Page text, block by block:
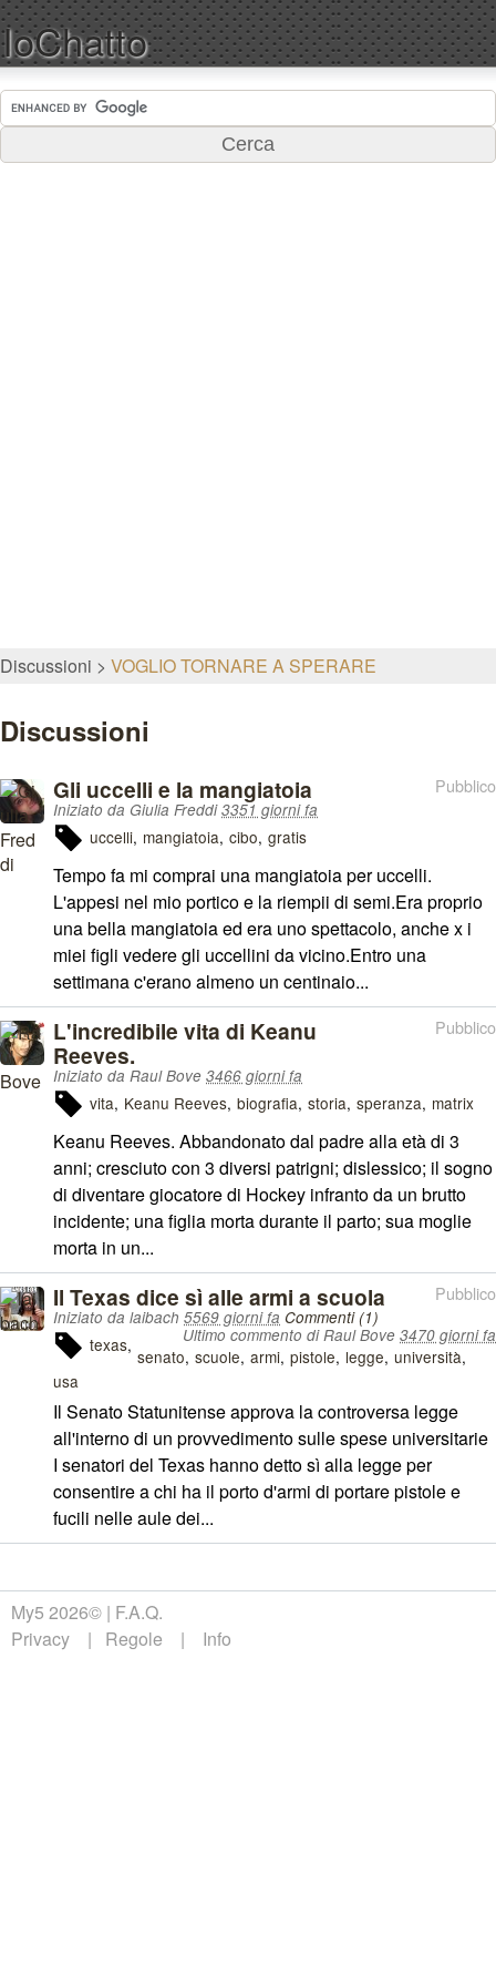
IoChatto
Discussioni VOGLIO TORNARE A SPERARE
Discussioni
Pubblico
Gli uccelli e la mangiatoia
Iniziato da Giulia Freddi3351 giorni fa
uccelli mangiatoia cibo gratis
Tempo fa mi comprai una mangiatoia per uccelli.
L'appesi nel mio portico e la riempii di semi.Era proprio
una bella mangiatoia ed era uno spettacolo, anche x i
miei figli vedere gli uccellini da vicino.Entro una
settimana c'erano almeno un centinaio...
Pubblico
L'incredibile vita di Keanu
Reeves.
Iniziato da Raul Bove 3466 giorni fa
vita Keanu Reeves biografia storia speranza matrix
Keanu Reeves. Abbandonato dal padre alla età di 3
anni; cresciuto con 3 diversi patrigni; dislessico; il sogno
di diventare giocatore di Hockey infranto da un brutto
incidente; una figlia morta durante il parto; sua moglie
morta in un...
Pubblico
Il Texas dice sì alle armi a scuola
Iniziato da laibach 5569 giorni fa Commenti (1)
Ultimo commento di Raul Bove 3470 giorni fa
texas
senato scuole armi pistole legge università
usa
Il Senato Statunitense approva la controversa legge
all'interno di un provvedimento sulle spese universitarie
I senatori del Texas hanno detto sì alla legge per
consentire a chi ha il porto d'armi di portare pistole e
fucili nelle aule dei...
My5 2026© F.A.Q.
Privacy
Regole Info